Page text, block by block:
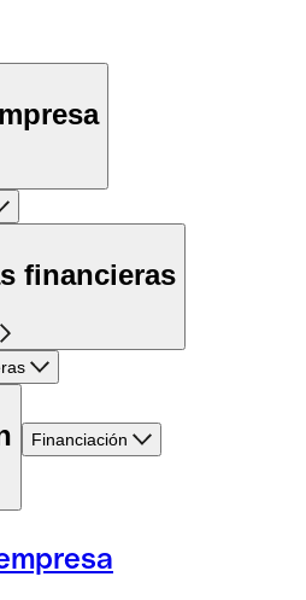
financieras
Financiación